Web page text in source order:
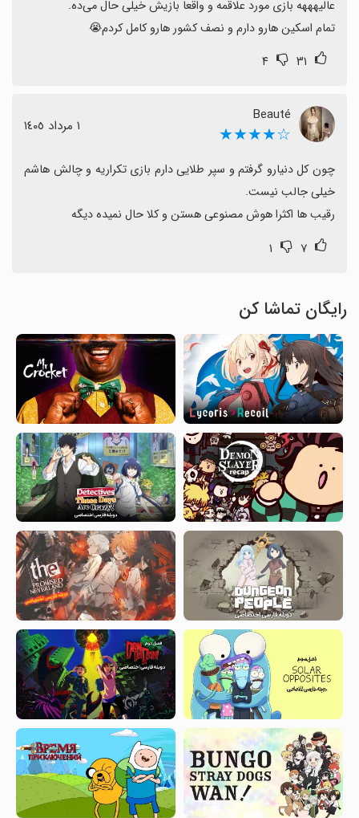
تمام اسکین هارو دارم و نصف کشور هارو کامل کردم😭
۳۱ ۴
Beauté
☆★★★★ ١ مرداد ١٤٠٥
رقیب ها اکثرا هوش مصنوعی هستن و کلا حال نمیده دیگه
۷ ۱
رایگان تماشا کن